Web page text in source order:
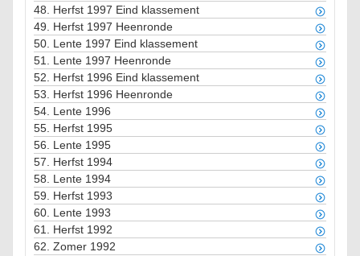
48. Herfst 1997 Eind klassement
49. Herfst 1997 Heenronde
50. Lente 1997 Eind klassement
51. Lente 1997 Heenronde
52. Herfst 1996 Eind klassement
53. Herfst 1996 Heenronde
54. Lente 1996
55. Herfst 1995
56. Lente 1995
57. Herfst 1994
58. Lente 1994
59. Herfst 1993
60. Lente 1993
61. Herfst 1992
62. Zomer 1992